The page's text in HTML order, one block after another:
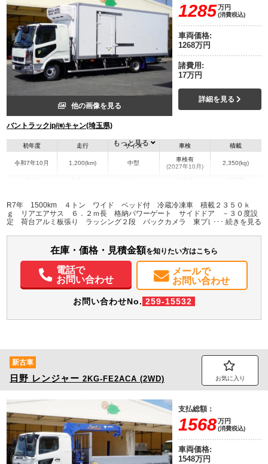
他の画像を見る
バントラックjp/㈲キャン(埼玉県)
1285万円
(消費税込)
車両価格:
1268万円
諸費用:
17万円
詳細を見る
初年度
令和7年10月
走行
1,200(km)
サイズ
中型
車検
車検有
(2027年10月)
積載
2,350(kg)
埼玉県
W:2,260
H:2,160
W:2,490
H:3,380
無
パワステ パワーウィンドウ ABS エアバッグ
集中ドアロック
電動格納ミラー
バックモニター
もっと見る
R7年 1500km ４トン ワイド ベッド付 冷蔵冷凍車 積載２３５０ｋ
ｇ リアエアサス ６．２ｍ長 格納パワーゲート サイドドア －３０度設
定 荷台アルミ板張り ラッシング２段 バックカメラ 東プレ製
年１０月迄 低温 上物同年式 ステンレス工具箱 クルーズコントロール
荷室追加有線リモコン 車両総重量７９６０ｋｇ
在庫・価格・見積金額を知りたい方はこちら
電話で
お問い合わせ
メールで
お問い合わせ
お問い合わせNo. 259-15532
新古車
日野 レンジャー 2KG-FE2ACA (2WD) お気に入り
支払総額：
1568万円
(消費税込)
車両価格:
1548万円